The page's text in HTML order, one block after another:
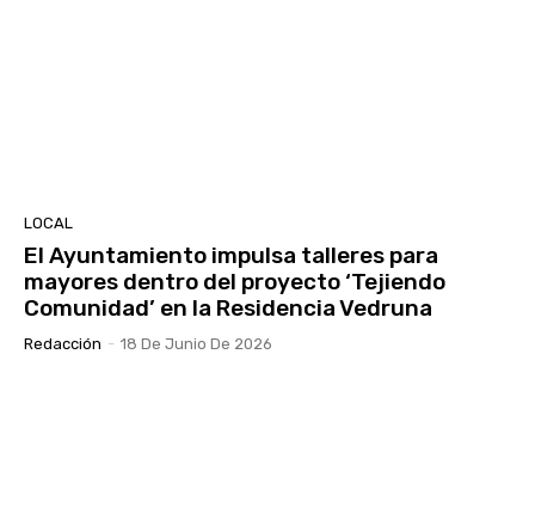
LOCAL
El Ayuntamiento impulsa talleres para
mayores dentro del proyecto ‘Tejiendo
Comunidad’ en la Residencia Vedruna
Redacción - 18 De Junio De 2026